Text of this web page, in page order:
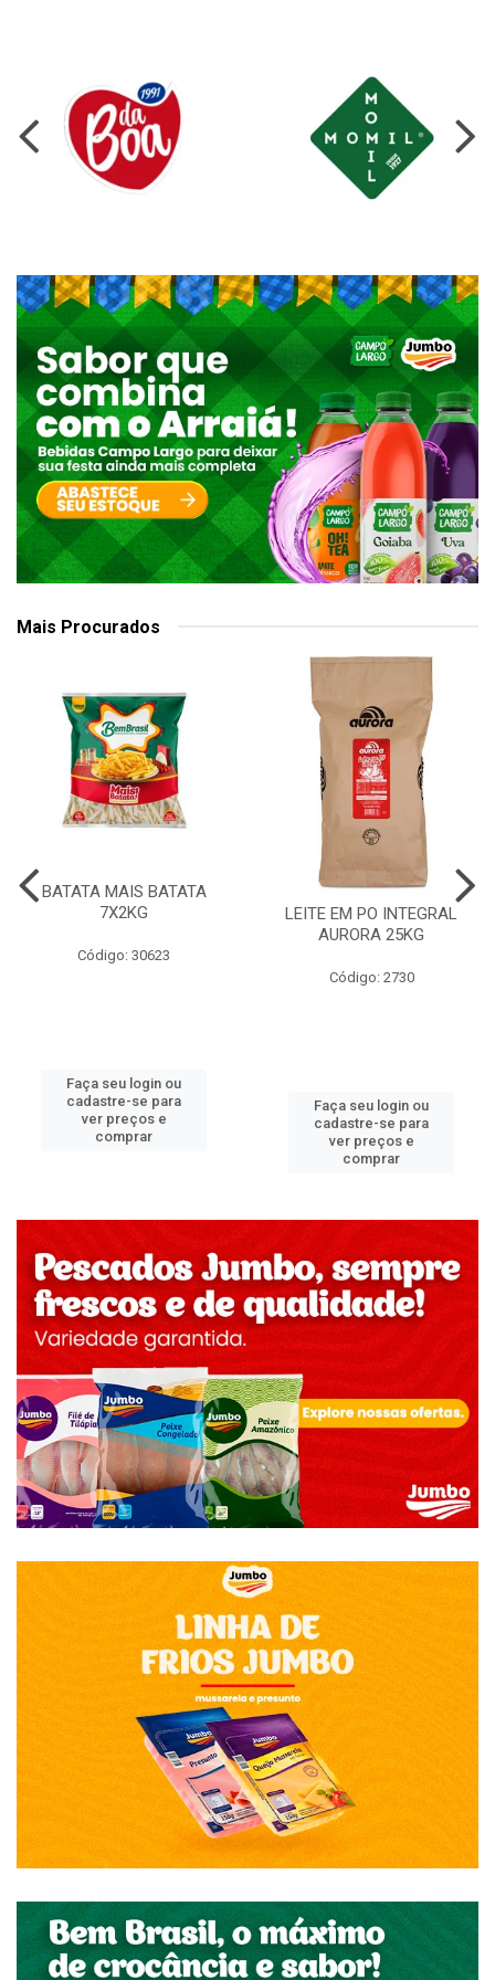
Mais Procurados
BATATA MAIS BATATA
7X2KG
Código: 30623
Faça seu login ou
cadastre-se para
ver preços e
comprar
LEITE EM PO INTEGRAL
AURORA 25KG
Código: 2730
Faça seu login ou
cadastre-se para
ver preços e
comprar